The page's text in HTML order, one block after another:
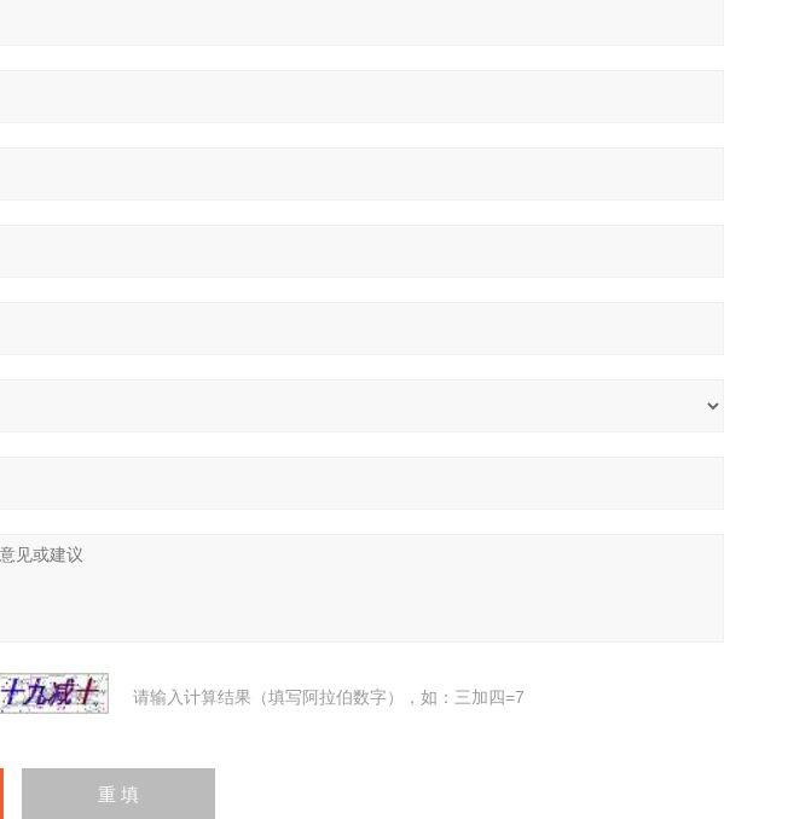
请输入计算结果（填写阿拉伯数字），如：三加四=7